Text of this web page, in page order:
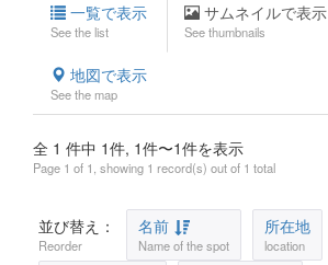
一覧で表示
See the list
サムネイルで表示
See thumbnails
地図で表示
See the map
全 1 件中 1件, 1件〜1件を表示
Page 1 of 1, showing 1 record(s) out of 1 total
並び替え：
Reorder
名前
Name of the spot
所在地
location